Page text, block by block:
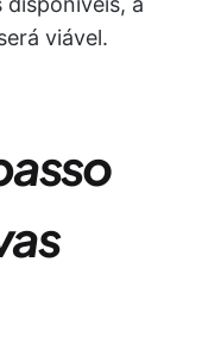
viável.